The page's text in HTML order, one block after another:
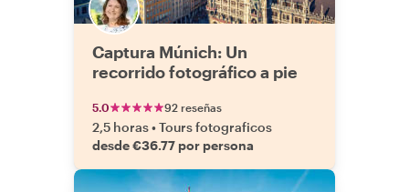
Captura Múnich: Un
recorrido fotográfico a pie
5.0 92 reseñas
2,5 horas•Tours fotograficos
desde €36.77 por persona